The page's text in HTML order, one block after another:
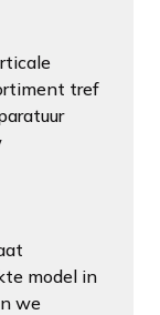
tref
model in
we